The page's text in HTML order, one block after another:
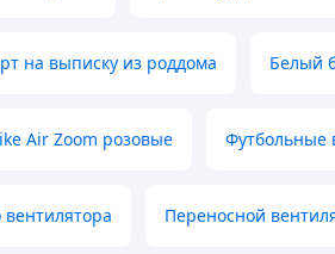
на выписку из роддома Белый
Air Zoom розовые Футбольные
Переносной